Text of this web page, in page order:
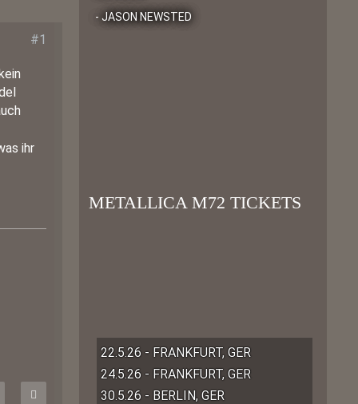
#1
ihr
- JASON NEWSTED
METALLICA M72 TICKETS
22.5.26 - FRANKFURT, GER
24.5.26 - FRANKFURT, GER
30.5.26 - BERLIN, GER